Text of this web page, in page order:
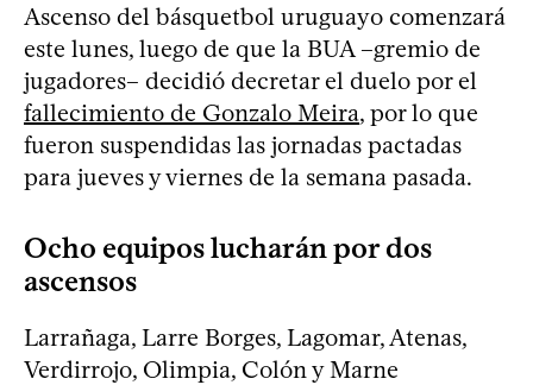
Ascenso del básquetbol uruguayo comenzará
este lunes, luego de que la BUA –gremio de
jugadores– decidió decretar el duelo por el
fallecimiento de Gonzalo Meira, por lo que
fueron suspendidas las jornadas pactadas
para jueves y viernes de la semana pasada.
Ocho equipos lucharán por dos
ascensos
Larrañaga, Larre Borges, Lagomar, Atenas,
Verdirrojo, Olimpia, Colón y Marne